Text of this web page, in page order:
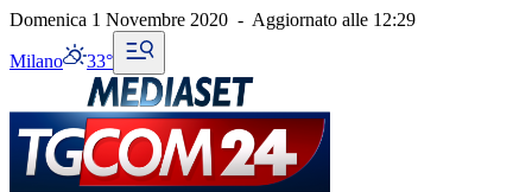
Domenica 1 Novembre 2020 - Aggiornato alle 12:29
Milano 33°